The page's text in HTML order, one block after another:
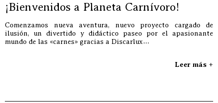
¡Bienvenidos a Planeta Carnívoro!
Comenzamos nueva aventura, nuevo proyecto cargado de
ilusión, un divertido y didáctico paseo por el apasionante
mundo de las «carnes» gracias a Discarlux…
Leer más +